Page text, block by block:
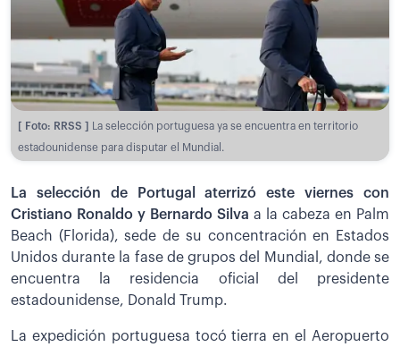
[ Foto: RRSS ]
La selección portuguesa ya se encuentra en territorio
estadounidense para disputar el Mundial.
La selección de Portugal
aterrizó este viernes con
Cristiano Ronaldo y Bernardo Silva a la cabeza en Palm
Beach (Florida), sede de su concentración en Estados
Unidos durante la fase de grupos del Mundial, donde se
encuentra la residencia oficial del presidente
estadounidense, Donald Trump.
La expedición portuguesa tocó tierra en el Aeropuerto